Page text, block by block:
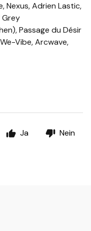
Nexus, Adrien Lastic,
Grey
Passage du Désir
Vibe, Arcwave,
Ja Nein